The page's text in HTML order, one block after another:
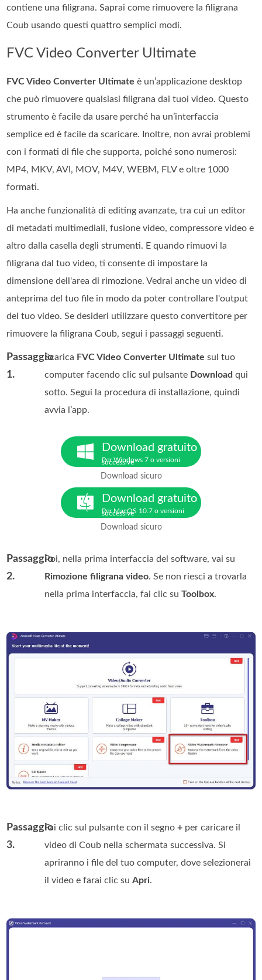
contiene una filigrana. Saprai come rimuovere la filigrana
Coub usando questi quattro semplici modi.
FVC Video Converter Ultimate
FVC Video Converter Ultimate è un’applicazione desktop
che può rimuovere qualsiasi filigrana dai tuoi video. Questo
strumento è facile da usare perché ha un’interfaccia
semplice ed è facile da scaricare. Inoltre, non avrai problemi
con i formati di file che supporta, poiché sono numerosi:
MP4, MKV, AVI, MOV, M4V, WEBM, FLV e oltre 1000
formati.
Ha anche funzionalità di editing avanzate, tra cui un editor
di metadati multimediali, fusione video, compressore video e
altro dalla casella degli strumenti. E quando rimuovi la
filigrana dal tuo video, ti consente di impostare la
dimensione dell'area di rimozione. Vedrai anche un video di
anteprima del tuo file in modo da poter controllare l'output
del tuo video. Se desideri utilizzare questo convertitore per
rimuovere la filigrana Coub, segui i passaggi seguenti.
Passaggio
1.
Scarica FVC Video Converter Ultimate sul tuo
computer facendo clic sul pulsante Download qui
sotto. Segui la procedura di installazione, quindi
avvia l’app.
Download gratuito
Per Windows 7 o versioni
successive
Download sicuro
Download gratuito
Per MacOS 10.7 o versioni
successive
Download sicuro
Passaggio
2.
Poi, nella prima interfaccia del software, vai su
Rimozione filigrana video. Se non riesci a trovarla
nella prima interfaccia, fai clic suToolbox.
Passaggio
3.
Fai clic sul pulsante con il segno+ per caricare il
video di Coub nella schermata successiva. Si
apriranno i file del tuo computer, dove selezionerai
il video e farai clic suApri.